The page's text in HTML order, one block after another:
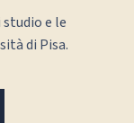
e le
di Pisa.